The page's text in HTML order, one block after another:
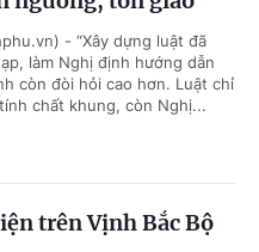
- “Xây dựng luật đã
làm Nghị định hướng dẫn
còn đòi hỏi cao hơn. Luật chỉ
chất khung, còn Nghị...
trên Vịnh Bắc Bộ